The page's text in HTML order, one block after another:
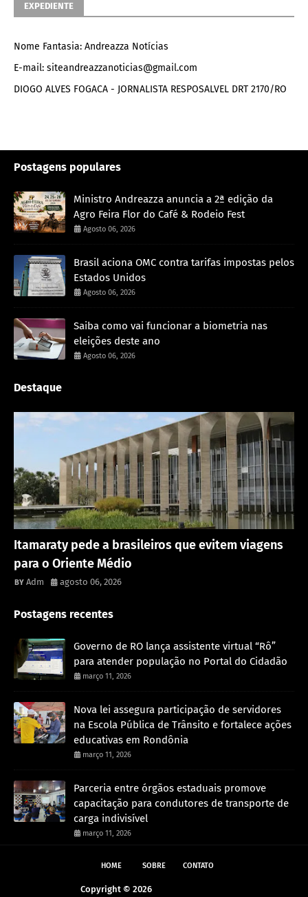
EXPEDIENTE
Nome Fantasia: Andreazza Notícias
E-mail: siteandreazzanoticias@gmail.com
DIOGO ALVES FOGACA - JORNALISTA RESPOSALVEL DRT 2170/RO
Postagens populares
Ministro Andreazza anuncia a 2ª edição da
Agro Feira Flor do Café & Rodeio Fest
Agosto 06, 2026
Brasil aciona OMC contra tarifas impostas pelos
Estados Unidos
Agosto 06, 2026
Saiba como vai funcionar a biometria nas
eleições deste ano
Agosto 06, 2026
Destaque
Itamaraty pede a brasileiros que evitem viagens
para o Oriente Médio
Adm agosto 06, 2026
Postagens recentes
Governo de RO lança assistente virtual “Rô”
para atender população no Portal do Cidadão
março 11, 2026
Nova lei assegura participação de servidores
na Escola Pública de Trânsito e fortalece ações
educativas em Rondônia
março 11, 2026
Parceria entre órgãos estaduais promove
capacitação para condutores de transporte de
carga indivisível
março 11, 2026
HOME SOBRE CONTATO
Copyright © 2026